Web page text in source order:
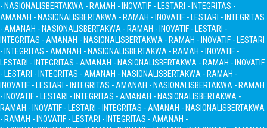
- NASIONALISBERTAKWA - RAMAH - INOVATIF - LESTARI - INTEGRITAS -
AMANAH - NASIONALISBERTAKWA - RAMAH - INOVATIF - LESTARI - INTEGRITAS
- AMANAH - NASIONALISBERTAKWA - RAMAH - INOVATIF - LESTARI -
INTEGRITAS - AMANAH - NASIONALISBERTAKWA - RAMAH - INOVATIF - LESTARI
- INTEGRITAS - AMANAH - NASIONALISBERTAKWA - RAMAH - INOVATIF -
LESTARI - INTEGRITAS - AMANAH - NASIONALISBERTAKWA - RAMAH - INOVATIF
- LESTARI - INTEGRITAS - AMANAH - NASIONALISBERTAKWA - RAMAH -
INOVATIF - LESTARI - INTEGRITAS - AMANAH - NASIONALISBERTAKWA - RAMAH
- INOVATIF - LESTARI - INTEGRITAS - AMANAH - NASIONALISBERTAKWA -
RAMAH - INOVATIF - LESTARI - INTEGRITAS - AMANAH - NASIONALISBERTAKWA
- RAMAH - INOVATIF - LESTARI - INTEGRITAS - AMANAH -